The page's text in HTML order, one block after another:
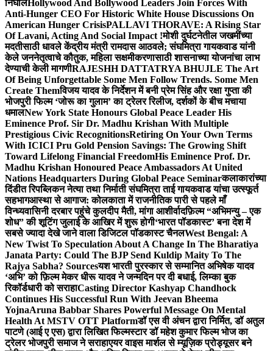
निघालेHollywood And Bollywood Leaders Join Forces With
Anti-Hunger CEO For Historic White House Discussions On
American Hunger CrisisPALLAVI THORAVE: A Rising Star
Of Lavani, Acting And Social Impact !मोशी दुर्घटनेतील जखमींच्या
मदतीसाठी धावले केंद्रीय मंत्री रामदास आठवले; संघमित्रा गायकवाड यांनी
केले जननेतृत्वाचे कौतुक, महिला सक्षमीकरणासाठी शासनाच्या योजनांचा लाभ
देण्याची केली मागणीRAJESHH DATTATRYA BHUJLE The Art
Of Being Unforgettable Some Men Follow Trends. Some Men
Create Themविजय यादव के निर्देशन में बनी प्रेम सिंह और रक्षा गुप्ता की
भोजपुरी फिल्म ‘जोरू का गुलाम’ का ट्रेलर रिलीज, दर्शकों के बीच मचाया
धमालNew York State Honours Global Peace Leader His
Eminence Prof. Sir Dr. Madhu Krishan With Multiple
Prestigious Civic RecognitionsRetiring On Your Own Terms
With ICICI Pru Gold Pension Savings: The Growing Shift
Toward Lifelong Financial FreedomHis Eminence Prof. Dr.
Madhu Krishan Honoured Peace Ambassadors At United
Nations Headquarters During Global Peace Seminarकलाकारांच्या
दिंडीत रिपब्लिकन नेत्या तथा निर्माती संघमित्रा ताई गायकवाड यांचा उत्स्फूर्त
सहभागआस्था से आगाज: कोलकाता में राजनीतिक पारी से पहले माँ
विन्ध्यवासिनी दरबार पहुंचे कुलदीप मैती, मांगा आशीर्वादफ़िल्म “अभिमन्यु – एक
शोध” की शूटिंग जुलाई के आखिर में शुरू होगी‘भारत पॉडकास्ट’ बना देश में
सबसे ज्यादा देखे जाने वाला डिजिटल पॉडकास्ट चैनलWest Bengal: A
New Twist To Speculation About A Change In The Bharatiya
Janata Party: Could The BJP Send Kuldip Maity To The
Rajya Sabha? Sourcesयश भारती पुरस्कार से सम्मानित अभिषेक यादव
‘अभि’ को फ़िल्म मेकर धीरू यादव ने जन्मदिन पर दी बधाई, लिम्का बुक
रिकॉर्डधारी को सराहाCasting Director Kashyap Chandhock
Continues His Successful Run With Jeevan Bheema
YojnaAruna Babbar Shares Powerful Message On Mental
Health At MSTV OTT Platformडॉ एस वी अंचन द्वारा निर्मित, डॉ अतुल
पाटणे (आई ए एस) द्वारा लिखित फिल्मस्टार डॉ महेश कुमार फिल्म भोज का
ट्रेलर भोजपुरी समाज ने सराहाएयर वाइस मार्शल से म्यूज़िक प्रोड्यूसर बने